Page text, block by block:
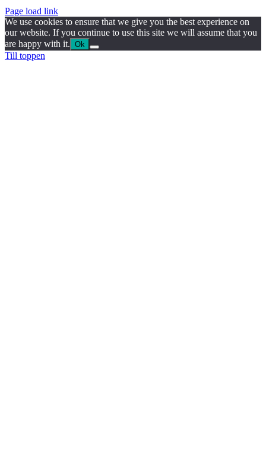
Page load link
We use cookies to ensure that we give you the best experience on
our website. If you continue to use this site we will assume that you
are happy with it. Ok
Till toppen